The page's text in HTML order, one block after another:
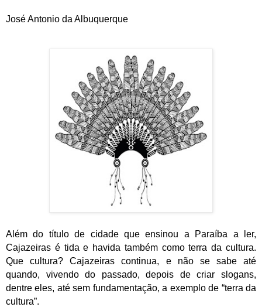
José Antonio da Albuquerque
Além do título de cidade que ensinou a Paraíba a ler,
Cajazeiras é tida e havida também como terra da cultura.
Que cultura? Cajazeiras continua, e não se sabe até
quando, vivendo do passado, depois de criar slogans,
dentre eles, até sem fundamentação, a exemplo de “terra da
cultura”.